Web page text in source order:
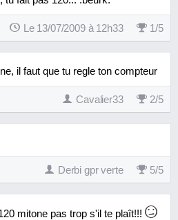
Le 13/07/2009 à 12h33 1/5
il faut que tu regle ton compteur
Cavalier33 2/5
Derbi gpr verte 5/5
mitone pas trop s'il te plaît!!!